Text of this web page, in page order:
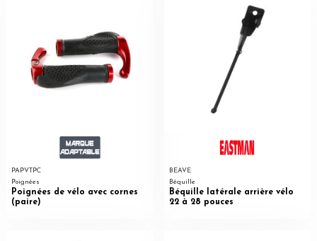
PAPVTPC
Poignées
Poignées de vélo avec cornes
(paire)
BEAVE
Béquille
Béquille latérale arrière vélo
22 à 28 pouces